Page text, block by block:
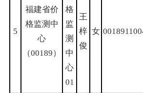
5
福建省价
格监测中
心
（00189）
格
监
测
中
心
01
王
梓
俊
女